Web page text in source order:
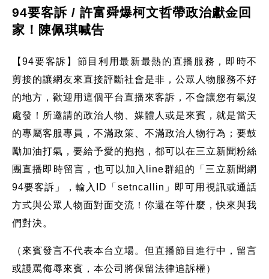
94要客訴 / 許富舜爆柯文哲帶政治獻金回
家！陳佩琪喊告
【94要客訴】節目利用最新最熱的直播服務，即時不
剪接的讓網友來直接評斷社會是非，公眾人物服務不好
的地方，歡迎用這個平台直播來客訴，不會讓您有氣沒
處發！所邀請的政治人物、媒體人或是來賓，就是當天
的專屬客服專員，不滿政策、不滿政治人物行為；要鼓
勵加油打氣，要給予愛的抱抱，都可以在三立新聞粉絲
團直播即時留言，也可以加入line群組的「三立新聞網
94要客訴」，輸入ID「setncallin」即可用視訊或通話
方式與公眾人物面對面交流！你還在等什麼，快來與我
們對決。
（來賓發言不代表本台立場。但直播節目進行中，留言
或謾罵侮辱來賓，本公司將保留法律追訴權）